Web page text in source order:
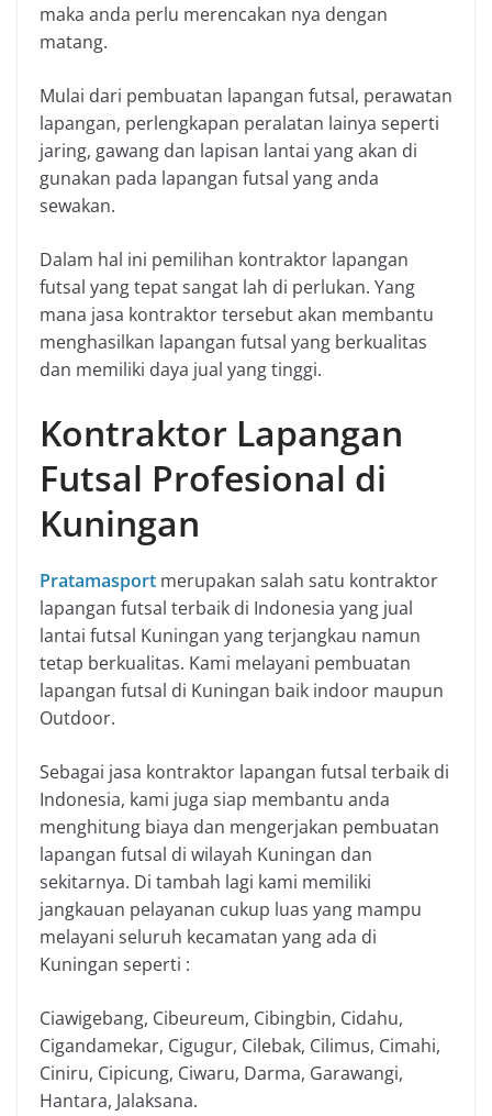
maka anda perlu merencakan nya dengan
matang.
Mulai dari pembuatan lapangan futsal, perawatan
lapangan, perlengkapan peralatan lainya seperti
jaring, gawang dan lapisan lantai yang akan di
gunakan pada lapangan futsal yang anda
sewakan.
Dalam hal ini pemilihan kontraktor lapangan
futsal yang tepat sangat lah di perlukan. Yang
mana jasa kontraktor tersebut akan membantu
menghasilkan lapangan futsal yang berkualitas
dan memiliki daya jual yang tinggi.
Kontraktor Lapangan
Futsal Profesional di
Kuningan
Pratamasport merupakan salah satu kontraktor
lapangan futsal terbaik di Indonesia yang jual
lantai futsal Kuningan yang terjangkau namun
tetap berkualitas. Kami melayani pembuatan
lapangan futsal di Kuningan baik indoor maupun
Outdoor.
Sebagai jasa kontraktor lapangan futsal terbaik di
Indonesia, kami juga siap membantu anda
menghitung biaya dan mengerjakan pembuatan
lapangan futsal di wilayah Kuningan dan
sekitarnya. Di tambah lagi kami memiliki
jangkauan pelayanan cukup luas yang mampu
melayani seluruh kecamatan yang ada di
Kuningan seperti :
Ciawigebang, Cibeureum, Cibingbin, Cidahu,
Cigandamekar, Cigugur, Cilebak, Cilimus, Cimahi,
Ciniru, Cipicung, Ciwaru, Darma, Garawangi,
Hantara, Jalaksana.